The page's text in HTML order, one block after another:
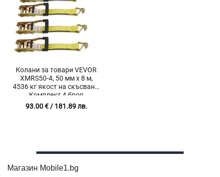
Колани за товари VEVOR
XMRS50-4, 50 мм x 8 м,
4536 кг якост на скъсване,
Комплект 4 броя
93.00€/ 181.89 лв.
Магазин Mobile1.bg